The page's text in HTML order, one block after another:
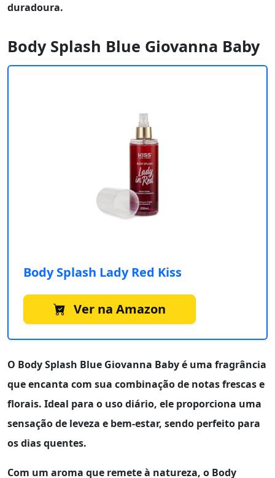
duradoura.
Body Splash Blue Giovanna Baby
Body Splash Lady Red Kiss
Ver na Amazon
O Body Splash Blue Giovanna Babyé uma fragrância
que encanta com sua combinação de notas frescas e
florais. Ideal para o uso diário, ele proporciona uma
sensação de leveza e bem-estar, sendo perfeito para
os dias quentes.
Com um aroma que remete à natureza, o Body